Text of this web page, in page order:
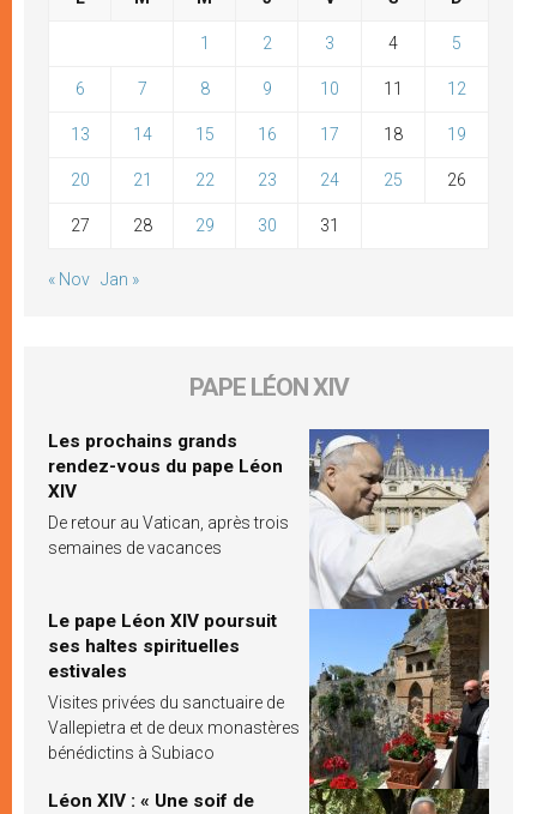
1 2 3 4 5
6 7 8 9 10 11 12
13 14 15 16 17 18 19
20 21 22 23 24 25 26
27 28 29 30 31
« Nov Jan »
PAPE LÉON XIV
Les prochains grands
rendez-vous du pape Léon
XIV
De retour au Vatican, après trois
semaines de vacances
Le pape Léon XIV poursuit
ses haltes spirituelles
estivales
Visites privées du sanctuaire de
Vallepietra et de deux monastères
bénédictins à Subiaco
Léon XIV : « Une soif de